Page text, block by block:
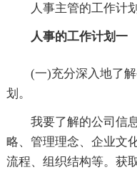
人事主管的工作计划
人事的工作计划一
(一)充分深入地了
划。
我要了解的公司信
略、管理理念、企业文
流程、组织结构等。获